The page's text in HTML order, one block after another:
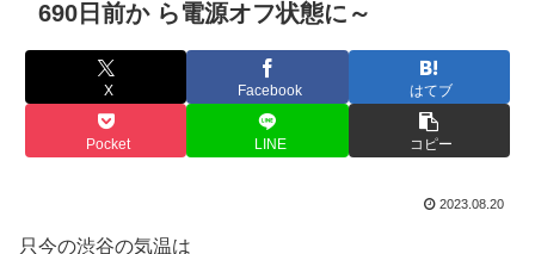
690日前か ら電源オフ状態に～
X Facebook はてブ
Pocket LINE コピー
2023.08.20
只今の渋谷の気温は